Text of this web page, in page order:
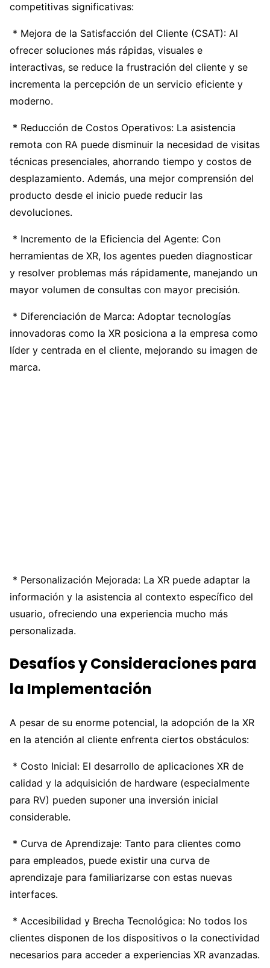
competitivas significativas:
* Mejora de la Satisfacción del Cliente (CSAT): Al
ofrecer soluciones más rápidas, visuales e
interactivas, se reduce la frustración del cliente y se
incrementa la percepción de un servicio eficiente y
moderno.
* Reducción de Costos Operativos: La asistencia
remota con RA puede disminuir la necesidad de visitas
técnicas presenciales, ahorrando tiempo y costos de
desplazamiento. Además, una mejor comprensión del
producto desde el inicio puede reducir las
devoluciones.
* Incremento de la Eficiencia del Agente: Con
herramientas de XR, los agentes pueden diagnosticar
y resolver problemas más rápidamente, manejando un
mayor volumen de consultas con mayor precisión.
* Diferenciación de Marca: Adoptar tecnologías
innovadoras como la XR posiciona a la empresa como
líder y centrada en el cliente, mejorando su imagen de
marca.
* Personalización Mejorada: La XR puede adaptar la
información y la asistencia al contexto específico del
usuario, ofreciendo una experiencia mucho más
personalizada.
Desafíos y Consideraciones para
la Implementación
A pesar de su enorme potencial, la adopción de la XR
en la atención al cliente enfrenta ciertos obstáculos:
* Costo Inicial: El desarrollo de aplicaciones XR de
calidad y la adquisición de hardware (especialmente
para RV) pueden suponer una inversión inicial
considerable.
* Curva de Aprendizaje: Tanto para clientes como
para empleados, puede existir una curva de
aprendizaje para familiarizarse con estas nuevas
interfaces.
* Accesibilidad y Brecha Tecnológica: No todos los
clientes disponen de los dispositivos o la conectividad
necesarios para acceder a experiencias XR avanzadas.